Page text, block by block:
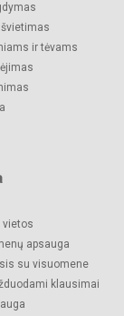
ir tėvams
vietos
apsauga
su visuomene
klausimai